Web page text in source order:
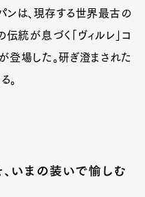
Lifestyle
ンは、現存する世界最古の
伝統が息づく「ヴィルレ」コ
登場した。研ぎ澄まされた
。
いまの装いで愉しむ